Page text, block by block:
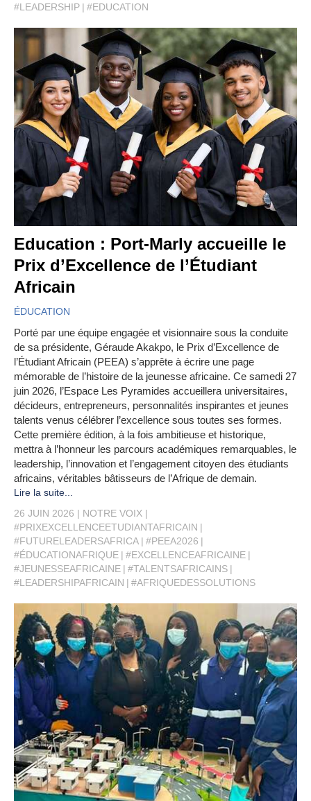
#LEADERSHIP
#EDUCATION
Education : Port-Marly accueille le
Prix d’Excellence de l’Étudiant
Africain
ÉDUCATION
Porté par une équipe engagée et visionnaire sous la conduite
de sa présidente, Géraude Akakpo, le Prix d’Excellence de
l’Étudiant Africain (PEEA) s’apprête à écrire une page
mémorable de l’histoire de la jeunesse africaine. Ce samedi 27
juin 2026, l’Espace Les Pyramides accueillera universitaires,
décideurs, entrepreneurs, personnalités inspirantes et jeunes
talents venus célébrer l’excellence sous toutes ses formes.
Cette première édition, à la fois ambitieuse et historique,
mettra à l’honneur les parcours académiques remarquables, le
leadership, l’innovation et l’engagement citoyen des étudiants
africains, véritables bâtisseurs de l’Afrique de demain.
Lire la suite...
26 JUIN 2026
NOTRE VOIX
#PRIXEXCELLENCEETUDIANTAFRICAIN
#FUTURELEADERSAFRICA
#PEEA2026
#ÉDUCATIONAFRIQUE
#EXCELLENCEAFRICAINE
#JEUNESSEAFRICAINE
#TALENTSAFRICAINS
#LEADERSHIPAFRICAIN
#AFRIQUEDESSOLUTIONS